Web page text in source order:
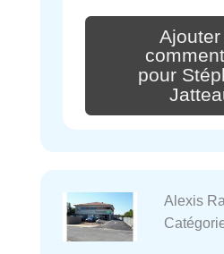
Ajouter
pour
Alexis